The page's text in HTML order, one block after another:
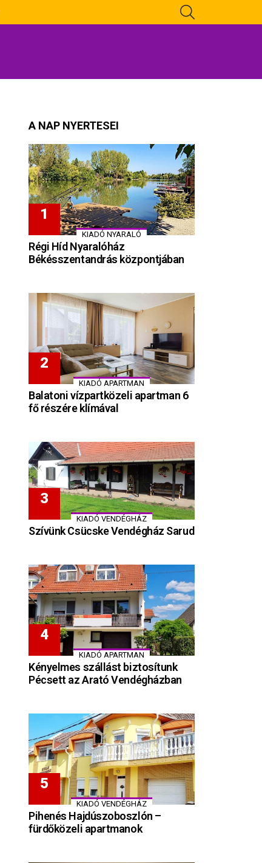
A NAP NYERTESEI
KIADÓ NYARALÓ
Régi Híd Nyaralóház
Békésszentandrás központjában
KIADÓ APARTMAN
Balatoni vízpartközeli apartman 6
fő részére klímával
KIADÓ VENDÉGHÁZ
Szívünk Csücske Vendégház Sarud
KIADÓ APARTMAN
Kényelmes szállást biztosítunk
Pécsett az Arató Vendégházban
KIADÓ VENDÉGHÁZ
Pihenés Hajdúszoboszlón –
fürdőközeli apartmanok